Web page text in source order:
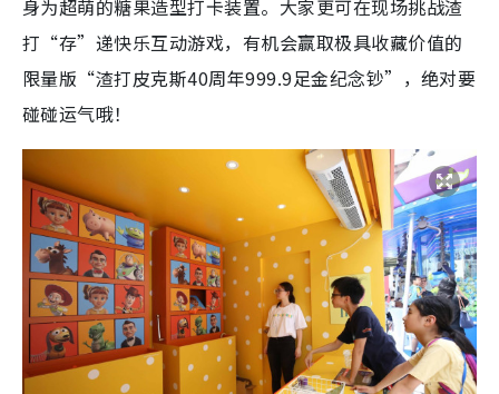
身为超萌的糖果造型打卡装置。大家更可在现场挑战渣
打“存”递快乐互动游戏，有机会赢取极具收藏价值的
限量版“渣打皮克斯40周年999.9足金纪念钞”，绝对要
碰碰运气哦！